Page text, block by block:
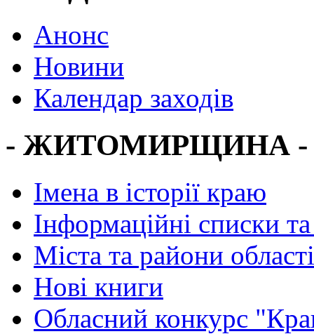
Анонс
Новини
Календар заходів
- ЖИТОМИРЩИНА -
Імена в історії краю
Інформаційні списки
Міста та райони області
Нові книги
Обласний конкурс